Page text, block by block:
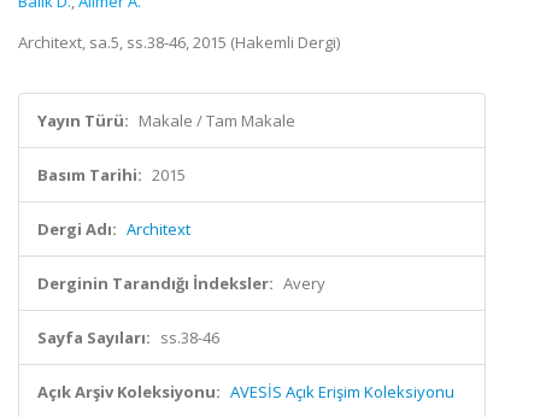
Architext, sa.5, ss.38-46, 2015 (Hakemli Dergi)
Yayın Türü: Makale / Tam Makale
Basım Tarihi: 2015
Dergi Adı: Architext
Derginin Tarandığı İndeksler: Avery
Sayfa Sayıları: ss.38-46
Açık Arşiv Koleksiyonu: AVESİS Açık Erişim Koleksiyonu